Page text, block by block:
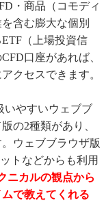
・商品（コモディ
含む膨大な個別
（上場投資信
口座があれば、
クセスできます。
やすいウェブブ
の2種類があり、
ウェブブラウザ版
トなどからも利用
ニカルの観点から
で教えてくれる